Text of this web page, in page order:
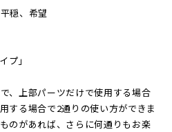
穏、希望
プ」
、上部パーツだけで使用する場合
する場合で2通りの使い方ができま
のがあれば、さらに何通りもお楽